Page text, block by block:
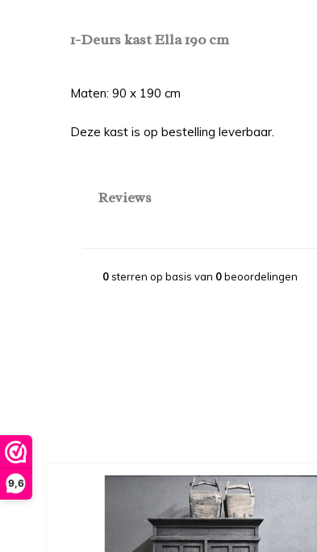
9,6
1-Deurs kast Ella 190 cm
Maten: 90 x 190 cm
Deze kast is op bestelling leverbaar.
Reviews
0sterren op basis van 0beoordelingen